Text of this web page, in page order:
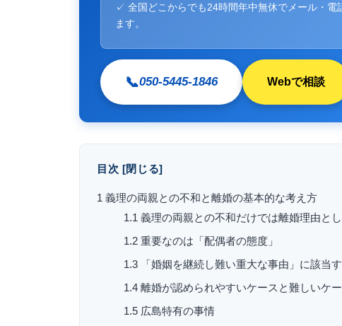
✓ 全国どこからでも24時間年中無休でメール・電
ます。
📞050-5445-1846 Webで相談
目次 [閉じる]
1 義理の両親との不和と離婚の基本的な考え方
1.1 義理の両親との不和だけでは離婚理由と
1.2 重要なのは「配偶者の態度」
1.3 「婚姻を継続し難い重大な事由」に該当
1.4 離婚が認められやすいケースと難しいケ
1.5 広島特有の事情